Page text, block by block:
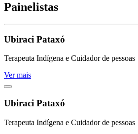
Painelistas
Ubiraci Pataxó
Terapeuta Indígena e Cuidador de pessoas
Ver mais
Ubiraci Pataxó
Terapeuta Indígena e Cuidador de pessoas